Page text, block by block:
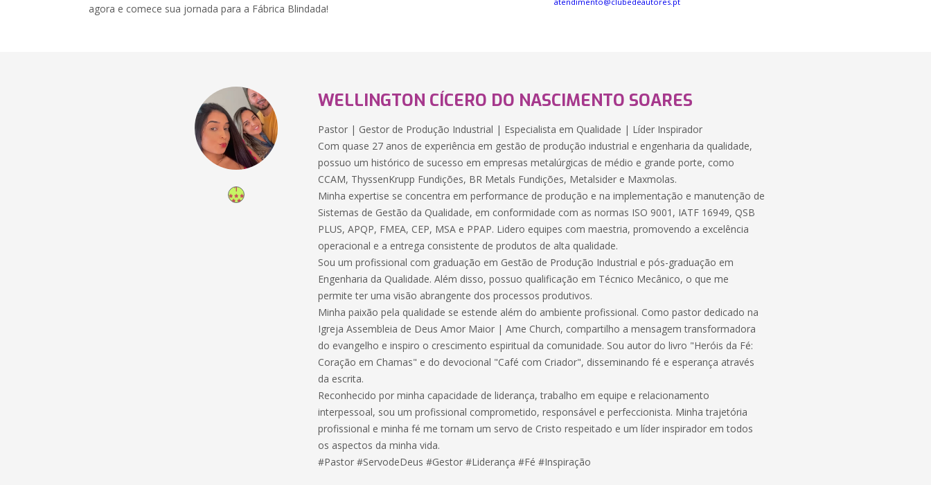
agora e comece sua jornada para a Fábrica Blindada!
WELLINGTON CÍCERO DO NASCIMENTO SOARES
Pastor | Gestor de Produção Industrial | Especialista em Qualidade | Líder Inspirador
Com quase 27 anos de experiência em gestão de produção industrial e engenharia da qualidade,
possuo um histórico de sucesso em empresas metalúrgicas de médio e grande porte, como
CCAM, ThyssenKrupp Fundições, BR Metals Fundições, Metalsider e Maxmolas.
Minha expertise se concentra em performance de produção e na implementação e manutenção de
Sistemas de Gestão da Qualidade, em conformidade com as normas ISO 9001, IATF 16949, QSB
PLUS, APQP, FMEA, CEP, MSA e PPAP. Lidero equipes com maestria, promovendo a excelência
operacional e a entrega consistente de produtos de alta qualidade.
Sou um profissional com graduação em Gestão de Produção Industrial e pós-graduação em
Engenharia da Qualidade. Além disso, possuo qualificação em Técnico Mecânico, o que me
permite ter uma visão abrangente dos processos produtivos.
Minha paixão pela qualidade se estende além do ambiente profissional. Como pastor dedicado na
Igreja Assembleia de Deus Amor Maior | Ame Church, compartilho a mensagem transformadora
do evangelho e inspiro o crescimento espiritual da comunidade. Sou autor do livro "Heróis da Fé:
Coração em Chamas" e do devocional "Café com Criador", disseminando fé e esperança através
da escrita.
Reconhecido por minha capacidade de liderança, trabalho em equipe e relacionamento
interpessoal, sou um profissional comprometido, responsável e perfeccionista. Minha trajetória
profissional e minha fé me tornam um servo de Cristo respeitado e um líder inspirador em todos
os aspectos da minha vida.
#Pastor #ServodeDeus #Gestor #Liderança #Fé #Inspiração